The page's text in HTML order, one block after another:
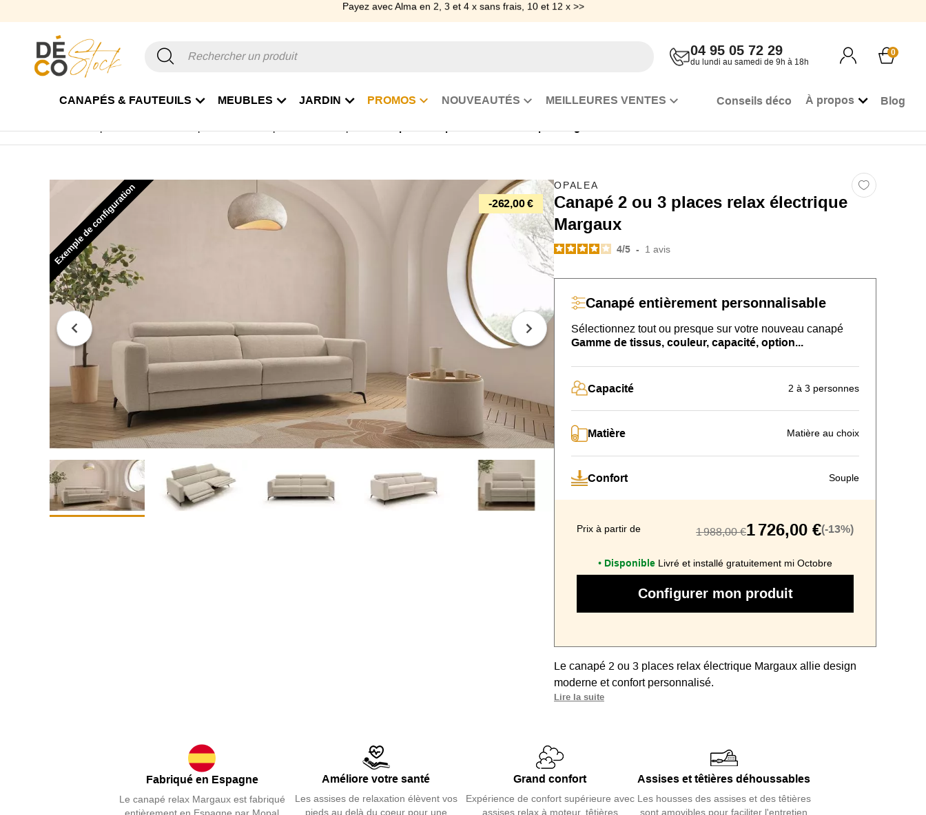
Payez avec Alma en 2, 3 et 4 x sans frais, 10 et 12 x >>
CANAPÉS & FAUTEUILS MEUBLES JARDIN PROMOS NOUVEAUTÉS MEILLEURES VENTES Conseils déco À propos Blog
04 95 05 72 29
du lundi au samedi de 9h à 18h
0
-262,00 €
OPALEA
Canapé 2 ou 3 places relax électrique
Margaux
4/5 - 1 avis
Canapé entièrement personnalisable
Sélectionnez tout ou presque sur votre nouveau canapé
Gamme de tissus, couleur, capacité, option...
Capacité 2 à 3 personnes
Matière Matière au choix
Confort Souple
Prix à partir de 1 988,00 €1 726,00 €(-13%)
• Disponible Livré et installé gratuitement mi Octobre
Configurer mon produit
Le canapé 2 ou 3 places relax électrique Margaux allie design
moderne et confort personnalisé.
Son système « Mur 0 » autorise une installation proche du mur (8
cm). Les têtières réglables et les assises en mousse haute densité
(34 kg/m³) assurent un maintien ergonomique.
Entièrement personnalisable en taille, tissu et couleur, il est aussi
Lire la suite
Fabriqué en Espagne
Le canapé relax Margaux est fabriqué
Améliore votre santé
Les assises de relaxation élèvent vos
pieds au delà du coeur pour une
Grand confort
Expérience de confort supérieure avec
assises relax à moteur, têtières
Assises et têtières déhoussables
Les housses des assises et des têtières
sont amovibles pour faciliter l'entretien